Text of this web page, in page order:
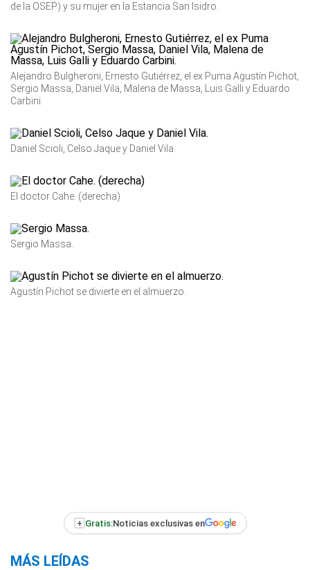
de la OSEP) y su mujer en la Estancia San Isidro.
Alejandro Bulgheroni, Ernesto Gutiérrez, el ex Puma Agustín Pichot,
Sergio Massa, Daniel Vila, Malena de Massa, Luis Galli y Eduardo
Carbini.
Daniel Scioli, Celso Jaque y Daniel Vila.
El doctor Cahe. (derecha)
Sergio Massa.
Agustín Pichot se divierte en el almuerzo.
+ Gratis:Noticias exclusivas en
MÁS LEÍDAS